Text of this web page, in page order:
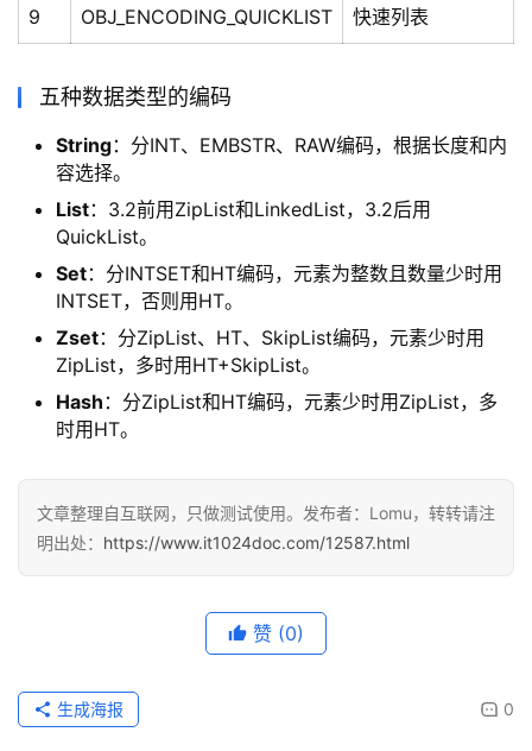
9 OBJ_ENCODING_QUICKLIST 快速列表
五种数据类型的编码
String：分INT、EMBSTR、RAW编码，根据长度和内
容选择。
List：3.2前用ZipList和LinkedList，3.2后用
QuickList。
Set：分INTSET和HT编码，元素为整数且数量少时用
INTSET，否则用HT。
Zset：分ZipList、HT、SkipList编码，元素少时用
ZipList，多时用HT+SkipList。
Hash ：分ZipList和HT编码，元素少时用ZipList，多
时用HT。
文章整理自互联网，只做测试使用。发布者：Lomu，转转请注
明出处： https://www.it1024doc.com/12587.html
赞 (0)
0
生成海报